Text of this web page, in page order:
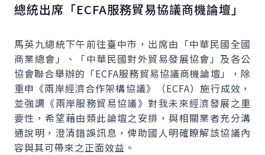
總統出席「ECFA服務貿易協議商機論壇」
馬英九總統下午前往臺中市，出席由「中華民國全國
商業總會」、「中華民國對外貿易發展協會」及各公
協會聯合舉辦的「ECFA服務貿易協議商機論壇」，除
重申《兩岸經濟合作架構協議》（ECFA）施行成效，
並強調《兩岸服務貿易協議》對我未來經濟發展之重
要性，希望藉由類此論壇之安排，與相關業者充分溝
通說明，澄清錯誤訊息，俾助國人明確瞭解該協議內
容與其可帶來之正面效益。